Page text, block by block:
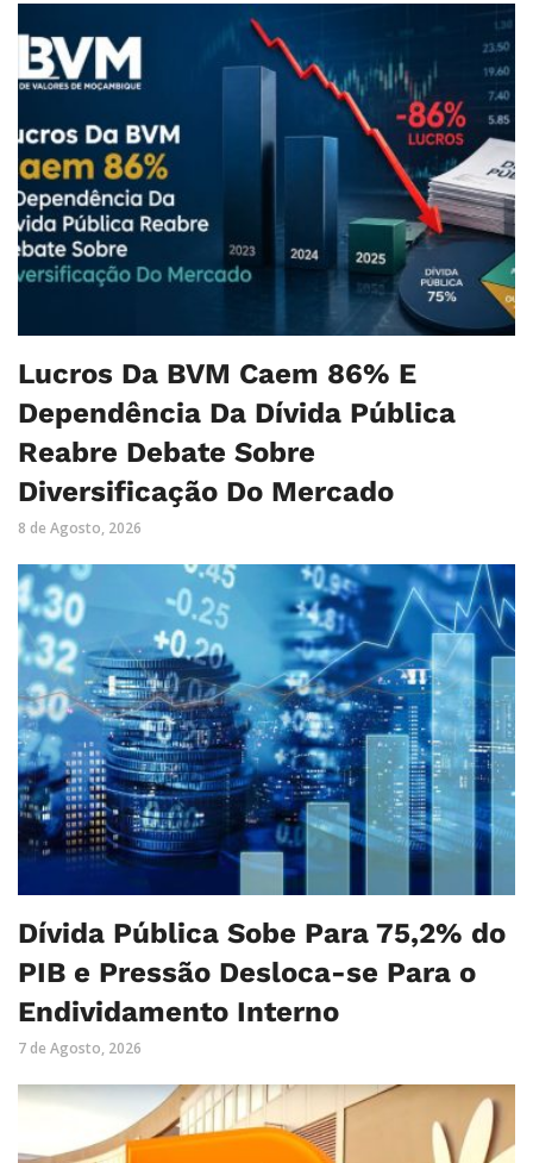
Lucros Da BVM Caem 86% E
Dependência Da Dívida Pública
Reabre Debate Sobre
Diversificação Do Mercado
8 de Agosto, 2026
Dívida Pública Sobe Para 75,2% do
PIB e Pressão Desloca-se Para o
Endividamento Interno
7 de Agosto, 2026